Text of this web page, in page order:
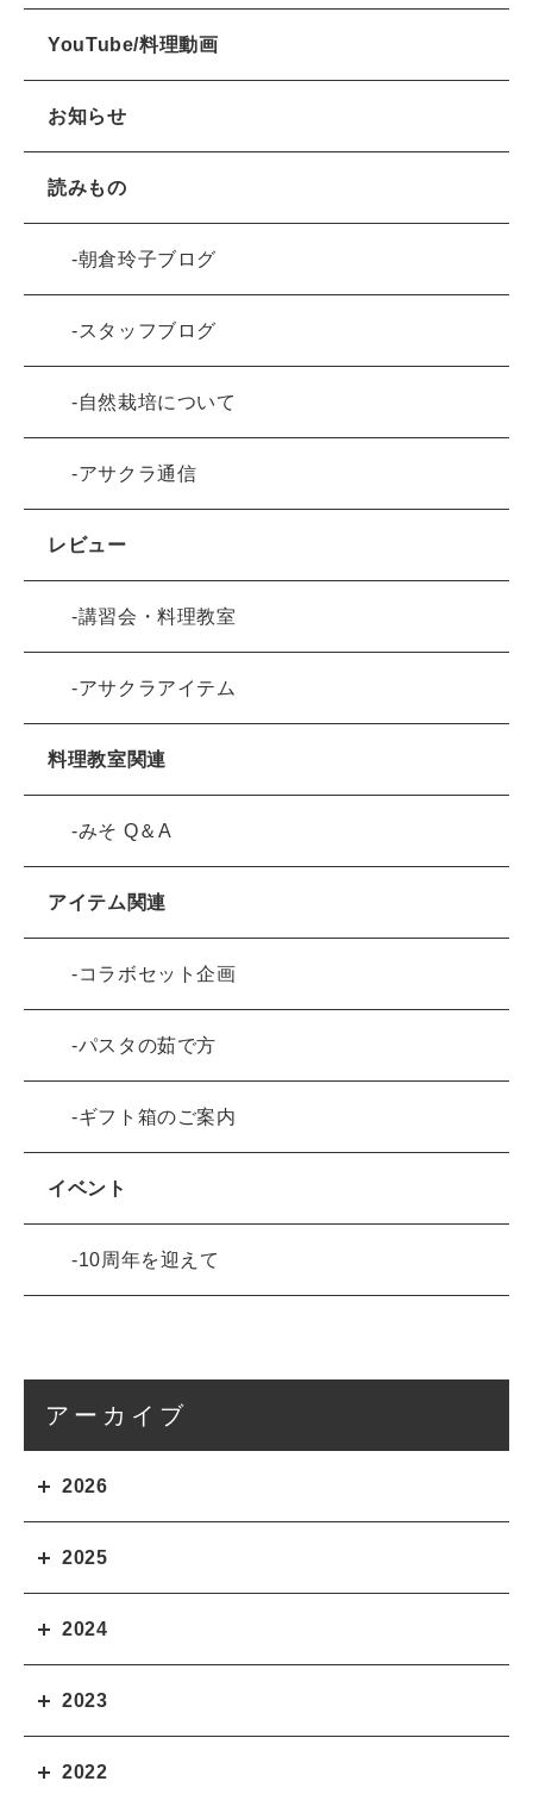
YouTube/料理動画
お知らせ
読みもの
朝倉玲子ブログ
スタッフブログ
自然栽培について
アサクラ通信
レビュー
講習会・料理教室
アサクラアイテム
料理教室関連
みそ Q＆A
アイテム関連
コラボセット企画
パスタの茹で方
ギフト箱のご案内
イベント
10周年を迎えて
アーカイブ
2026
2025
2024
2023
2022